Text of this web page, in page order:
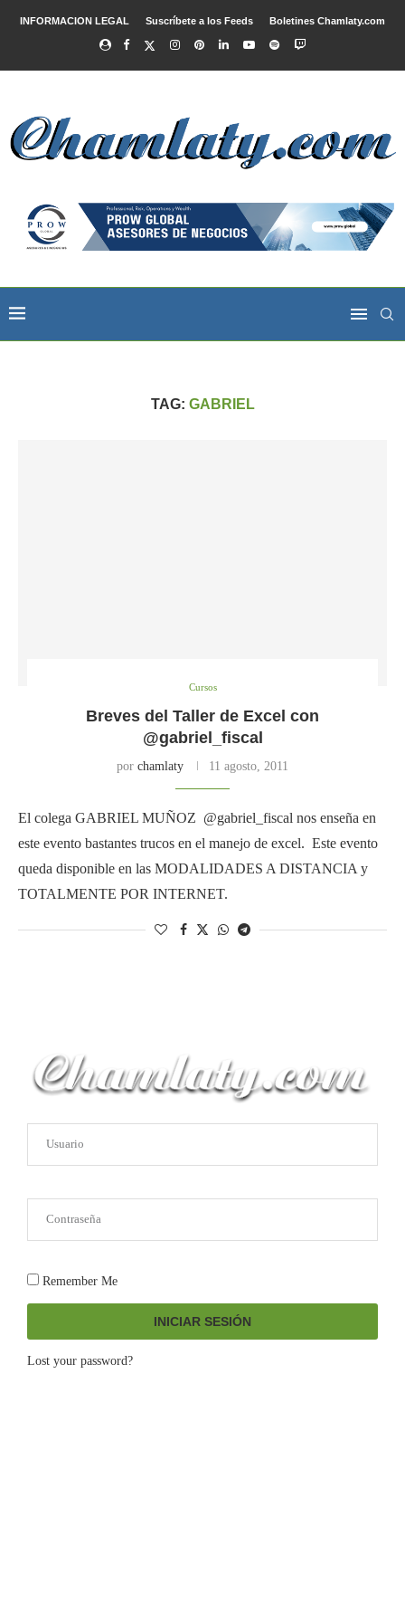
INFORMACION LEGAL Suscríbete a los Feeds Boletines Chamlaty.com
TAG: GABRIEL
Cursos
Breves del Taller de Excel con
@gabriel_fiscal
por chamlaty 11 agosto, 2011
El colega GABRIEL MUÑOZ @gabriel_fiscal nos enseña en
este evento bastantes trucos en el manejo de excel. Este evento
queda disponible en las MODALIDADES A DISTANCIA y
TOTALMENTE POR INTERNET.
Remember Me
INICIAR SESIÓN
Lost your password?